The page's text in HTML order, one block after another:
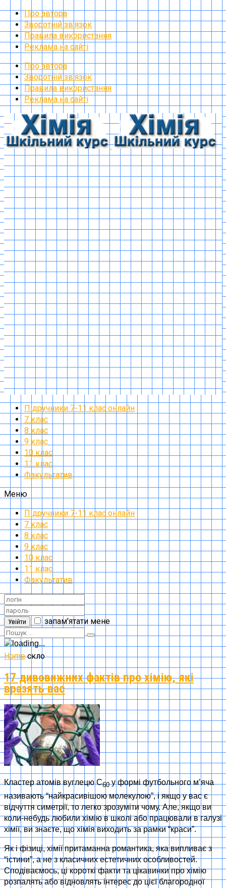
Про автора
Зворотній зв’язок
Правила використання
Реклама на сайті
Про автора
Зворотній зв’язок
Правила використання
Реклама на сайті
Підручники 7-11 клас онлайн
7 клас
8 клас
9 клас
10 клас
11 клас
Факультатив
Меню
Підручники 7-11 клас онлайн
7 клас
8 клас
9 клас
10 клас
11 клас
Факультатив
Увійти запам'ятати мене
Home скло
17 дивовижних фактів про хімію, які
вразять вас
Кластер атомів вуглецю C60у формі футбольного м’яча
називають “найкрасивішою молекулою”, і якщо у вас є
відчуття симетрії, то легко зрозуміти чому. Але, якщо ви
коли-небудь любили хімію в школі або працювали в галузі
хімії, ви знаєте, що хімія виходить за рамки “краси”.
Як і фізиці, хімії притаманна романтика, яка випливає з
“істини”, а не з класичних естетичних особливостей.
Сподіваємось, ці короткі факти та цікавинки про хімію
розпалять або відновлять інтерес до цієї благородної